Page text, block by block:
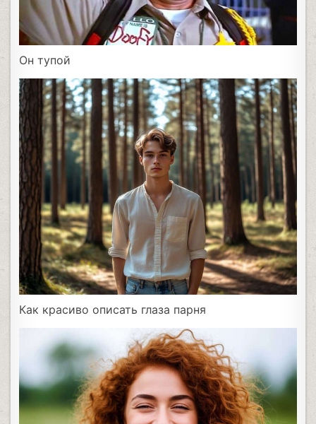
Он тупой
Как красиво описать глаза парня